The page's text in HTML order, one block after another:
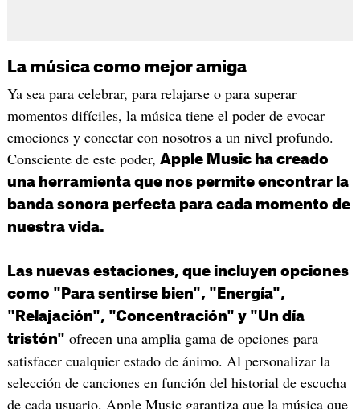
La música como mejor amiga
Ya sea para celebrar, para relajarse o para superar
momentos difíciles, la música tiene el poder de evocar
emociones y conectar con nosotros a un nivel profundo.
Consciente de este poder, Apple Music ha creado
una herramienta que nos permite encontrar la
banda sonora perfecta para cada momento de
nuestra vida.
Las nuevas estaciones, que incluyen opciones
como "Para sentirse bien", "Energía",
"Relajación", "Concentración" y "Un día
tristón" ofrecen una amplia gama de opciones para
satisfacer cualquier estado de ánimo. Al personalizar la
selección de canciones en función del historial de escucha
de cada usuario, Apple Music garantiza que la música que